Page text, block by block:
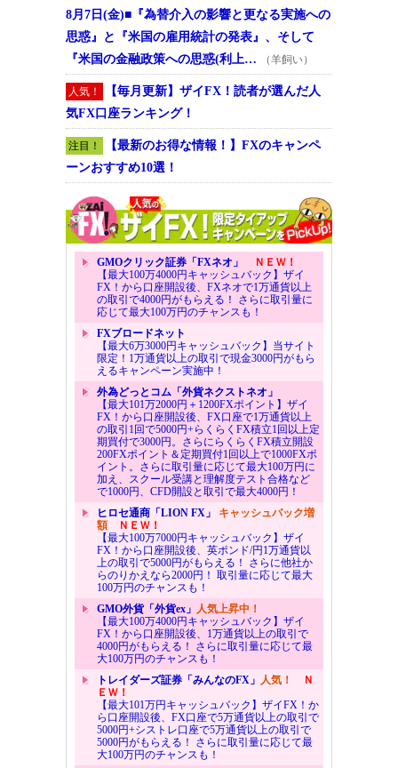
8月7日(金)■『為替介入の影響と更なる実施への
思惑』と『米国の雇用統計の発表』、そして
『米国の金融政策への思惑(利上…
（羊飼い）
人気！
【毎月更新】ザイFX！読者が選んだ人
気FX口座ランキング！
注目！
【最新のお得な情報！】FXのキャンペ
ーンおすすめ10選！
GMOクリック証券「FXネオ」
ＮＥＷ！
【最大100万4000円キャッシュバック】ザイ
FX！から口座開設後、FXネオで1万通貨以上
の取引で4000円がもらえる！ さらに取引量に
応じて最大100万円のチャンスも！
FXブロードネット
【最大6万3000円キャッシュバック】当サイト
限定！1万通貨以上の取引で現金3000円がもら
えるキャンペーン実施中！
外為どっとコム「外貨ネクストネオ」
【最大101万2000円＋1200FXポイント】ザイ
FX！から口座開設後、FX口座で1万通貨以上
の取引1回で5000円+らくらくFX積立1回以上定
期買付で3000円。さらにらくらくFX積立開設
200FXポイント＆定期買付1回以上で1000FXポ
イント。さらに取引量に応じて最大100万円に
加え、スクール受講と理解度テスト合格など
で1000円、CFD開設と取引で最大4000円！
ヒロセ通商「LION FX」 キャッシュバック増
額ＮＥＷ！
【最大100万7000円キャッシュバック】ザイ
FX！から口座開設後、英ポンド/円1万通貨以
上の取引で5000円がもらえる！ さらに他社か
らのりかえなら2000円！ 取引量に応じて最大
100万円のチャンスも！
GMO外貨「外貨ex」 人気上昇中！
【最大100万4000円キャッシュバック】ザイ
FX！から口座開設後、1万通貨以上の取引で
4000円がもらえる！ さらに取引量に応じて最
大100万円のチャンスも！
トレイダーズ証券「みんなのFX」 人気！
Ｎ
ＥＷ！
【最大101万円キャッシュバック】ザイFX！か
ら口座開設後、FX口座で5万通貨以上の取引で
5000円+シストレ口座で5万通貨以上の取引で
5000円がもらえる！ さらに取引量に応じて最
大100万円のチャンスも！